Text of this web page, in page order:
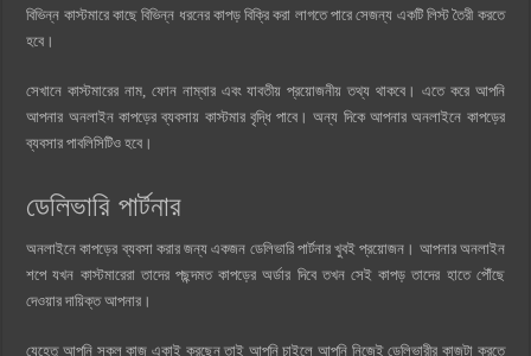
বিভিন্ন কাস্টমারে কাছে বিভিন্ন ধরনের কাপড় বিক্রি করা লাগতে পারে সেজন্য একটি লিস্ট তৈরী করতে
হবে।
সেখানে কাস্টমারের নাম, ফোন নাম্বার এবং যাবতীয় প্রয়োজনীয় তথ্য থাকবে। এতে করে আপনি
আপনার অনলাইন কাপড়ের ব্যবসায় কাস্টমার বৃদ্ধি পাবে। অন্য দিকে আপনার অনলাইনে কাপড়ের
ব্যবসার পাবলিসিটিও হবে।
ডেলিভারি পার্টনার
অনলাইনে কাপড়ের ব্যবসা করার জন্য একজন ডেলিভারি পার্টনার খুবই প্রয়োজন। আপনার অনলাইন
শপে যখন কাস্টমারেরা তাদের পছন্দমত কাপড়ের অর্ডার দিবে তখন সেই কাপড় তাদের হাতে পৌঁছে
দেওয়ার দায়িক্ত আপনার।
যেহেতু আপনি সকল কাজ একাই করছেন তাই আপনি চাইলে আপনি নিজেই ডেলিভারীর কাজটা করতে